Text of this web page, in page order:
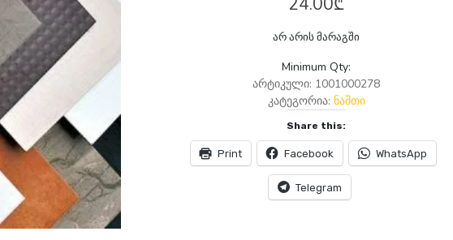
არ არის მარაგში
Minimum Qty:
არტიკული: 1001000278
კატეგორია: ნაშთი
Share this:
Print Facebook WhatsApp
Telegram